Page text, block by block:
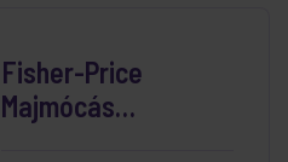
Fisher-Price
Majmócás